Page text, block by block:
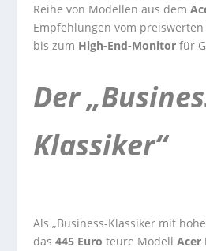
Reihe von Modellen aus dem
Empfehlungen vom preiswerten
bis zum High-End-Monitor für
Der
Klassiker“
Als „Business-Klassiker mit
das445 Euro teure ModellAcer